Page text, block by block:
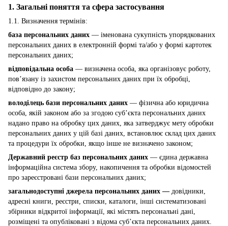
1. Загальні поняття та сфера застосування
1.1. Визначення термінів:
база персональних даних — іменована сукупність упорядкованих
персональних даних в електронній формі та/або у формі картотек
персональних даних;
відповідальна особа — визначена особа, яка організовує роботу,
пов’язану із захистом персональних даних при їх обробці,
відповідно до закону;
володілець бази персональних даних — фізична або юридична
особа, якій законом або за згодою суб’єкта персональних даних
надано право на обробку цих даних, яка затверджує мету обробки
персональних даних у цій базі даних, встановлює склад цих даних
та процедури їх обробки, якщо інше не визначено законом;
Державний реєстр баз персональних даних — єдина державна
інформаційна система збору, накопичення та обробки відомостей
про зареєстровані бази персональних даних;
загальнодоступні джерела персональних даних — довідники,
адресні книги, реєстри, списки, каталоги, інші систематизовані
збірники відкритої інформації, які містять персональні дані,
розміщені та опубліковані з відома суб’єкта персональних даних.